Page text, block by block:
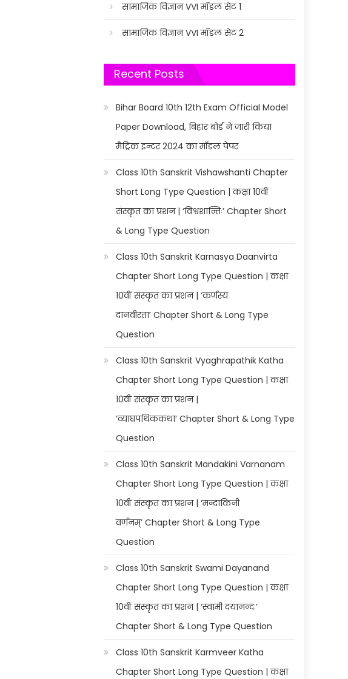
सामाजिक विज्ञान VVI मॉडल सेट 1
सामाजिक विज्ञान VVI मॉडल सेट 2
Recent Posts
Bihar Board 10th 12th Exam Official Model
Paper Download, बिहार बोर्ड ने जारी किया
मैट्रिक इन्टर 2024 का मॉडल पेपर
Class 10th Sanskrit Vishawshanti Chapter
Short Long Type Question | कक्षा 10वीं
संस्कृत का प्रशन | ‘विश्वशान्तिः’ Chapter Short
& Long Type Question
Class 10th Sanskrit Karnasya Daanvirta
Chapter Short Long Type Question | कक्षा
10वीं संस्कृत का प्रशन | ‘कर्णस्य
दानवीरता’ Chapter Short & Long Type
Question
Class 10th Sanskrit Vyaghrapathik Katha
Chapter Short Long Type Question | कक्षा
10वीं संस्कृत का प्रशन |
‘व्याघ्रपथिककथा’ Chapter Short & Long Type
Question
Class 10th Sanskrit Mandakini Varnanam
Chapter Short Long Type Question | कक्षा
10वीं संस्कृत का प्रशन | ‘मन्दाकिनी
वर्णनम्’ Chapter Short & Long Type
Question
Class 10th Sanskrit Swami Dayanand
Chapter Short Long Type Question | कक्षा
10वीं संस्कृत का प्रशन | ‘स्वामी दयानन्दः’
Chapter Short & Long Type Question
Class 10th Sanskrit Karmveer Katha
Chapter Short Long Type Question | कक्षा